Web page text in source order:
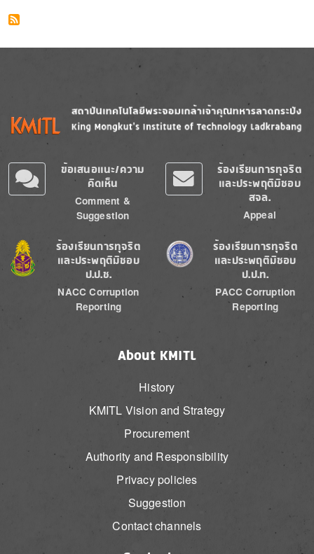
Image
ข้อเสนอแนะ/ความ
คิดเห็น
Comment &
Suggestion
ร้องเรียนการทุจริต
และประพฤติมิชอบ
สจล.
Appeal
Image
ร้องเรียนการทุจริต
และประพฤติมิชอบ
ป.ป.ช.
NACC Corruption
Reporting
Image
ร้องเรียนการทุจริต
และประพฤติมิชอบ
ป.ป.ท.
PACC Corruption
Reporting
About KMITL
History
KMITL Vision and Strategy
Procurement
Authority and Responsibility
Privacy policies
Suggestion
Contact channels